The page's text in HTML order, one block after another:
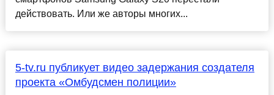
действовать. Или же авторы многих...
5-tv.ru публикует видео задержания создателя
проекта «Омбудсмен полиции»